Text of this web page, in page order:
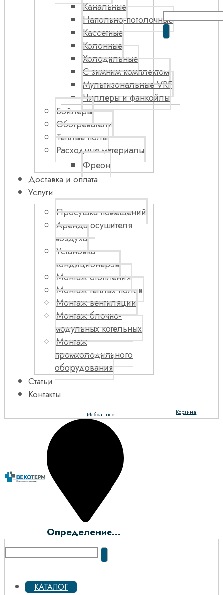
Канальные
Напольно-потолочные
Кассетные
Колонные
Холодильные
С зимним комплектом
Мультизональные VRF
Чиллеры и фанкойлы
Бойлеры
Обогреватели
Теплые полы
Расходные материалы
Фреон
Доставка и оплата
Услуги
Просушка помещений
Аренда осушителя
воздуха
Установка
кондиционеров
Монтаж отопления
Монтаж теплых полов
Монтаж вентиляции
Монтаж блочно-
модульных котельных
Монтаж
промхолодильного
оборудования
Статьи
Контакты
Корзина
Избранное
Определение...
КАТАЛОГ